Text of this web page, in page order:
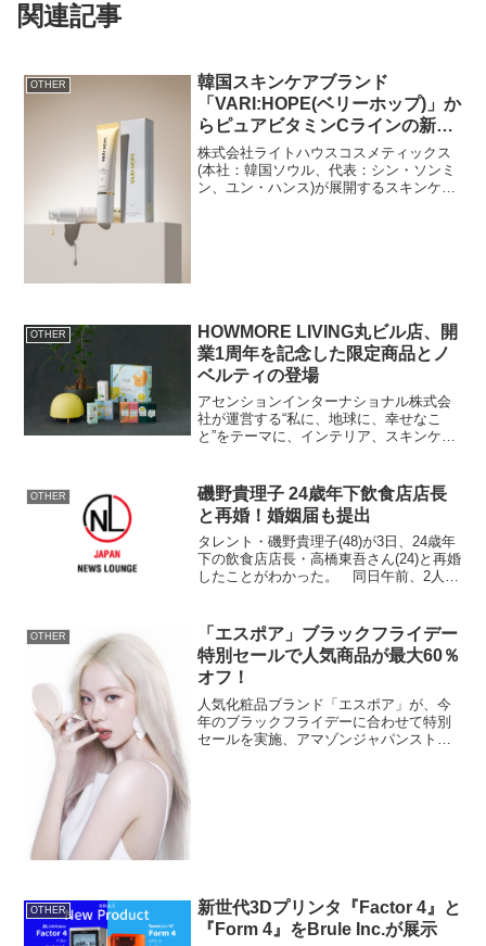
関連記事
OTHER
韓国スキンケアブランド
「VARI:HOPE(ベリーホップ)」か
らピュアビタミンCラインの新商
品発売！ローンチ記念でQoo10メ
ガポ期間に1＋1キャンペーン開催
株式会社ライトハウスコスメティックス
(本社：韓国ソウル、代表：シン・ソンミ
ン、ユン・ハンス)が展開するスキンケア
OTHER
HOWMORE LIVING丸ビル店、開
業1周年を記念した限定商品とノ
ベルティの登場
アセンションインターナショナル株式会
社が運営する“私に、地球に、幸せなこ
と”をテーマに、インテリア、スキンケ
『HOWMORE LIVING』は、HOWMORE
LIVI...
OTHER
磯野貴理子 24歳年下飲食店店長
と再婚！婚姻届も提出
タレント・磯野貴理子(48)が3日、24歳年
下の飲食店店長・高橋東吾さん(24)と再婚
したことがわかった。 同日午前、2人揃
(当時)の浮気を『行列のできる法律相談
所...
OTHER
「エスポア」ブラックフライデー
特別セールで人気商品が最大60％
オフ！
人気化粧品ブランド「エスポア」が、今
年のブラックフライデーに合わせて特別
セールを実施、アマゾンジャパンストア
OTHER
新世代3Dプリンタ『Factor 4』と
『Form 4』をBrule Inc.が展示